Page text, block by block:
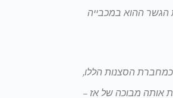
הגשר ההוא במכבייה
הסצנות הללו,
אותה מבוכה של אז –